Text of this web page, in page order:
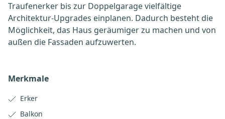
Traufenerker bis zur Doppelgarage vielfältige
Architektur-Upgrades einplanen. Dadurch besteht die
Möglichkeit, das Haus geräumiger zu machen und von
außen die Fassaden aufzuwerten.
Merkmale
Erker
Balkon